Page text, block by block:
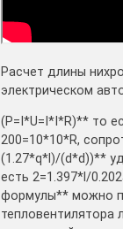
Расчет длины
электрическом
(P=I*U=I*I*R)** то
200=10*10*R,
(1.27*q*l)/(d*d))**
есть 2=1.397*l/
формулы** можно